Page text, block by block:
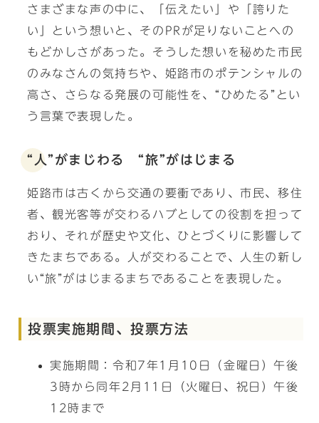
さまざまな声の中に、「伝えたい」や「誇りた
い」という想いと、そのPRが足りないことへの
もどかしさがあった。そうした想いを秘めた市民
のみなさんの気持ちや、姫路市のポテンシャルの
高さ、さらなる発展の可能性を、“ひめたる”とい
う言葉で表現した。
“人”がまじわる “旅”がはじまる
姫路市は古くから交通の要衝であり、市民、移住
者、観光客等が交わるハブとしての役割を担って
おり、それが歴史や文化、ひとづくりに影響して
きたまちである。人が交わることで、人生の新し
い“旅”がはじまるまちであることを表現した。
投票実施期間、投票方法
実施期間：令和7年1月10日（金曜日）午後
3時から同年2月11日（火曜日、祝日）午後
12時まで